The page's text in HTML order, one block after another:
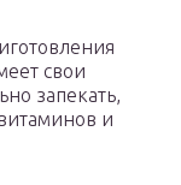
свои
запекать,
и